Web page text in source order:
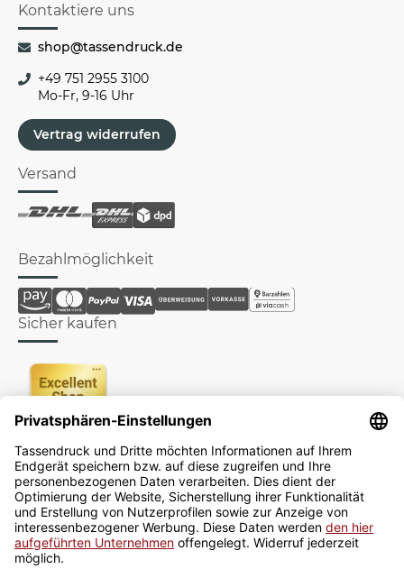
Kontaktiere uns
shop@tassendruck.de
+49 751 2955 3100
Mo-Fr, 9-16 Uhr
Vertrag widerrufen
Versand
Bezahlmöglichkeit
Sicher kaufen
Newsletter